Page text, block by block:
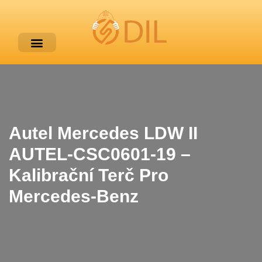
Autel Mercedes LDW II
AUTEL-CSC0601-19 –
Kalibrační Terč Pro
Mercedes-Benz